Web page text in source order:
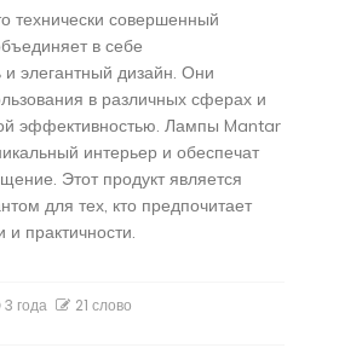
технически совершенный
в себе
элегантный дизайн. Они
в различных сферах и
эффективностью. Лампы Mantar
интерьер и обеспечат
Этот продукт является
для тех, кто предпочитает
и практичности.
3 года 21 слово